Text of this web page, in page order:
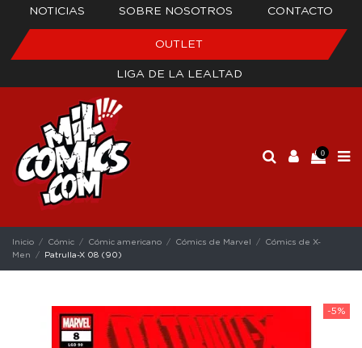
NOTICIAS SOBRE NOSOTROS CONTACTO
OUTLET
LIGA DE LA LEALTAD
0
Inicio Cómic Cómic americano Cómics de Marvel
Cómics de X-
Men
Patrulla-X 08 (90)
-5%